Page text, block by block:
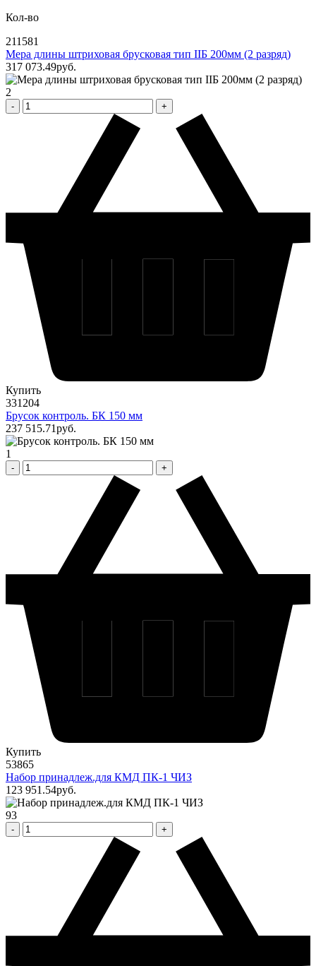
Кол-во
211581
Мера длины штриховая брусковая тип IIБ 200мм (2 разряд)
317 073.49pуб.
2
Купить
331204
Брусок контроль. БК 150 мм
237 515.71pуб.
1
Купить
53865
Набор принадлеж.для КМД ПК-1 ЧИЗ
123 951 .54pуб.
93